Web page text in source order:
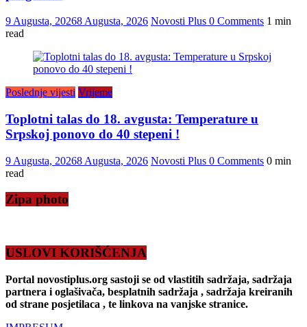
9 Augusta, 20268 Augusta, 2026 Novosti Plus 0 Comments 1 min
read
Poslednje vijesti Vrijeme
Toplotni talas do 18. avgusta: Temperature u
Srpskoj ponovo do 40 stepeni !
9 Augusta, 20268 Augusta, 2026 Novosti Plus 0 Comments 0 min
read
Zipa photo
USLOVI KORIŠĆENJA
Portal novostiplus.org sastoji se od vlastitih sadržaja, sadržaja
partnera i oglašivača, besplatnih sadržaja , sadržaja kreiranih
od strane posjetilaca , te linkova na vanjske stranice.